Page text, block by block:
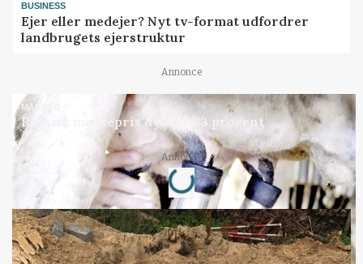
BUSINESS
Ejer eller medejer? Nyt tv-format udfordrer
landbrugets ejerstruktur
Annonce
MARKED
Russisk mælkepris dykker 23 procent
Annonce
Loading...